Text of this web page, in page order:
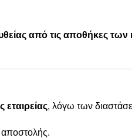
από τις αποθήκες
εταιρείας, λόγω των